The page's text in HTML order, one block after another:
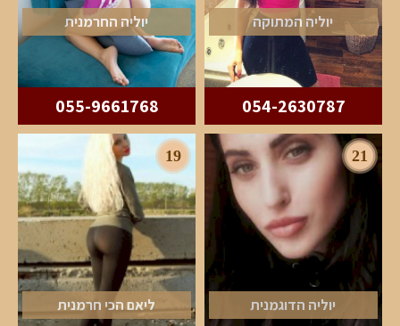
יוליה המתוקה
054-2630787
יוליה החרמנית
055-9661768
21
יוליה הדוגמנית
19
ליאם הכי חרמנית